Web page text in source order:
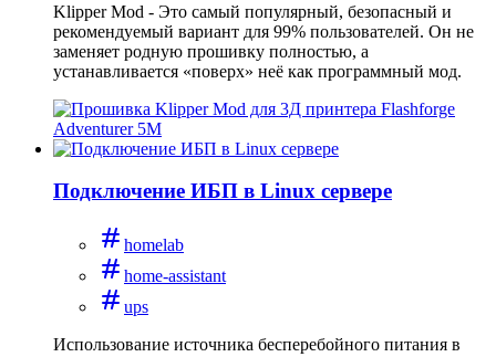
Klipper Mod - Это самый популярный, безопасный и
рекомендуемый вариант для 99% пользователей. Он не
заменяет родную прошивку полностью, а
устанавливается «поверх» неё как программный мод.
Подключение ИБП в Linux сервере
homelab
home-assistant
ups
Использование источника бесперебойного питания в